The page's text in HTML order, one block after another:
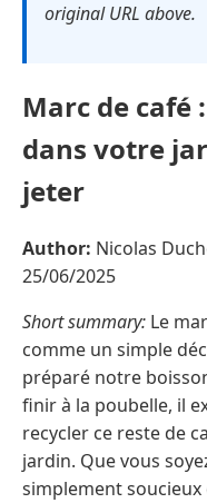
original URL above.
Marc de café
dans votre
jeter
Author: Nicolas
25/06/2025
Short summary: Le
comme un simple
préparé notre
finir à la poubelle, il
recycler ce reste de
jardin. Que vous
simplement